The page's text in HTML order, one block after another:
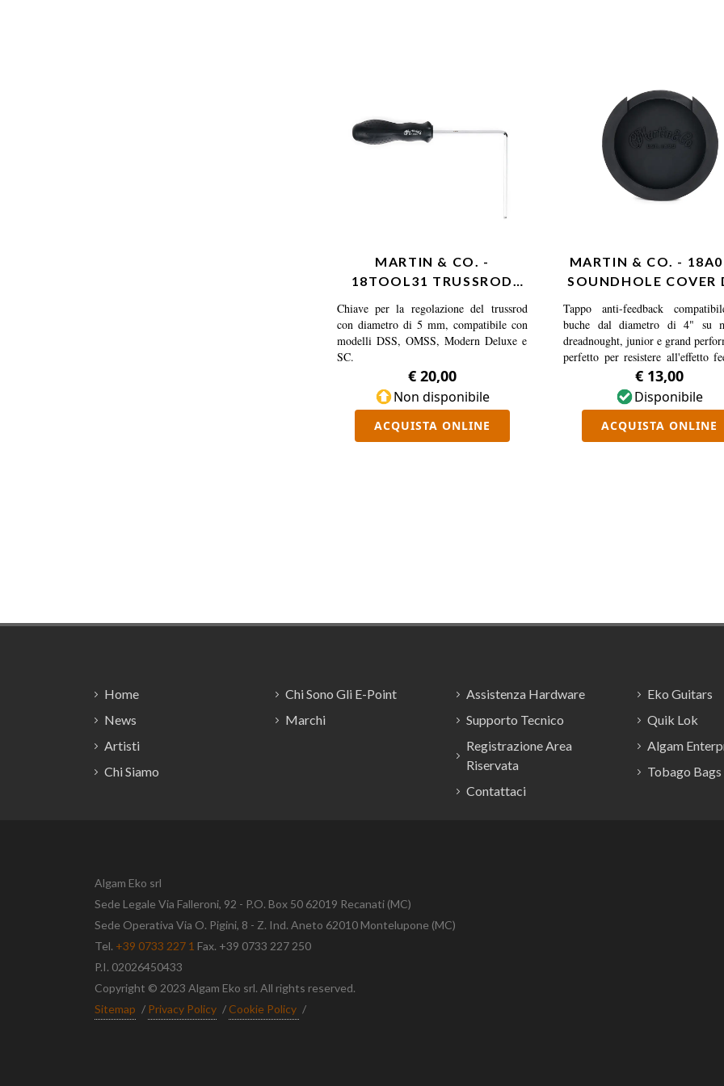
MARTIN & CO. -
18TOOL31 TRUSSROD
Chiave per la regolazione del trussrod
con diametro di 5 mm, compatibile con
modelli DSS, OMSS, Modern Deluxe e
SC.
€ 20,00
Non disponibile
ACQUISTA ONLINE
MARTIN & CO. -
SOUNDHOLE COVER
Tappo anti-feedback
buche dal diametro di 4" su
dreadnought, junior e grand
perfetto per resistere all'effetto
su palchi molto risonanti.
€ 13,00
Disponibile
ACQUISTA ONLINE
Home
News
Artisti
Chi Siamo
Chi Sono Gli E-Point
Marchi
Assistenza Hardware
Supporto Tecnico
Registrazione Area
Riservata
Contattaci
Eko Guitars
Quik Lok
Algam
Tobago Bags
Algam Eko srl
Sede Legale Via Falleroni, 92 - P.O. Box 50 62019 Recanati (MC)
Sede Operativa Via O. Pigini, 8 - Z. Ind. Aneto 62010 Montelupone (MC)
Tel. +39 0733 227 1 Fax. +39 0733 227 250
P.I. 02026450433
Copyright © 2023 Algam Eko srl. All rights reserved.
Sitemap / Privacy Policy / Cookie Policy /